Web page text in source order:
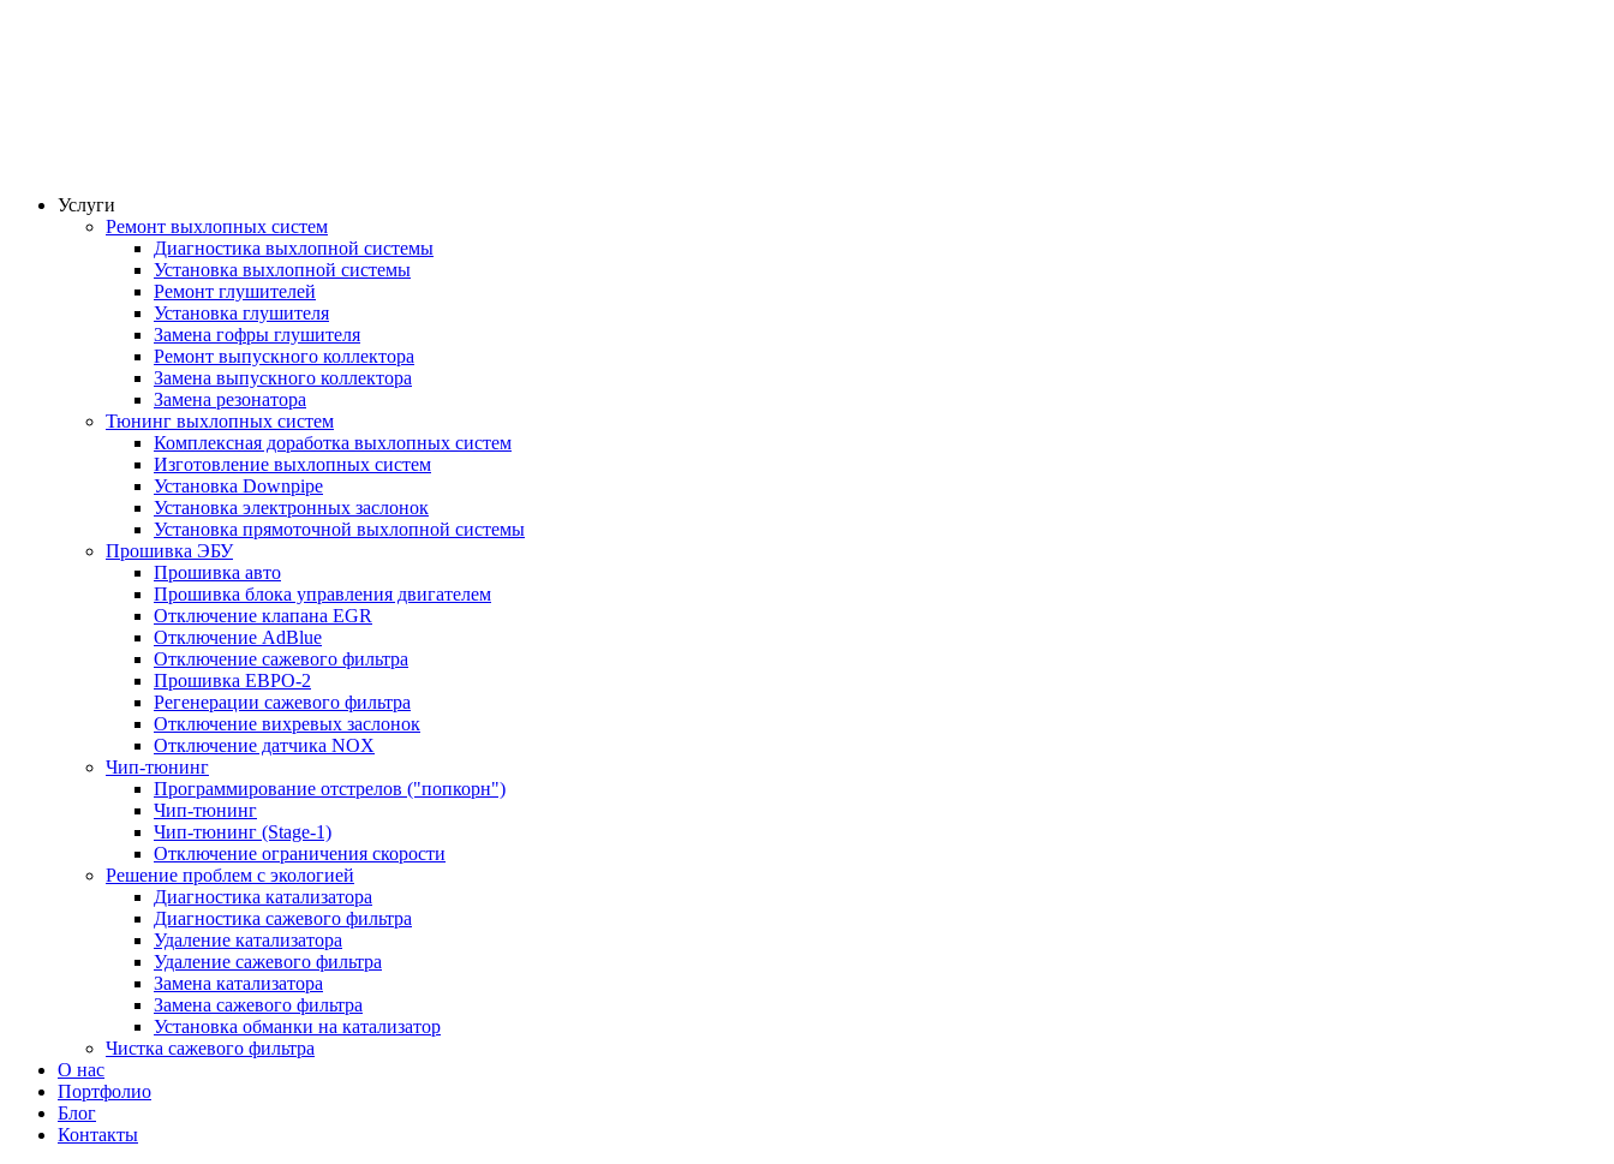
Услуги
Ремонт выхлопных систем
Диагностика выхлопной системы
Установка выхлопной системы
Ремонт глушителей
Установка глушителя
Замена гофры глушителя
Ремонт выпускного коллектора
Замена выпускного коллектора
Замена резонатора
Тюнинг выхлопных систем
Комплексная доработка выхлопных систем
Изготовление выхлопных систем
Установка Downpipe
Установка электронных заслонок
Установка прямоточной выхлопной системы
Прошивка ЭБУ
Прошивка авто
Прошивка блока управления двигателем
Отключение клапана EGR
Отключение AdBlue
Отключение сажевого фильтра
Прошивка ЕВРО-2
Регенерации сажевого фильтра
Отключение вихревых заслонок
Отключение датчика NOX
Чип-тюнинг
Программирование отстрелов ("попкорн")
Чип-тюнинг
Чип-тюнинг (Stage-1)
Отключение ограничения скорости
Решение проблем с экологией
Диагностика катализатора
Диагностика сажевого фильтра
Удаление катализатора
Удаление сажевого фильтра
Замена катализатора
Замена сажевого фильтра
Установка обманки на катализатор
Чистка сажевого фильтра
О нас
Портфолио
Блог
Контакты